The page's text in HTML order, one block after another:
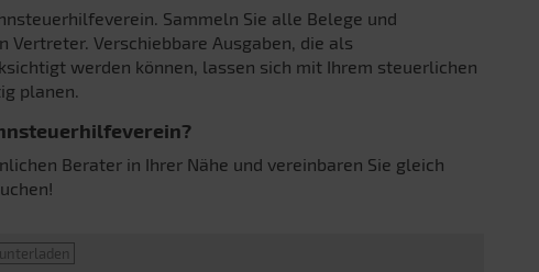
Sammeln Sie alle Belege und
Vertreter. Verschiebbare Ausgaben, die als
werden können, lassen sich mit Ihrem steuerlichen
planen.
Berater in Ihrer Nähe und vereinbaren Sie gleich